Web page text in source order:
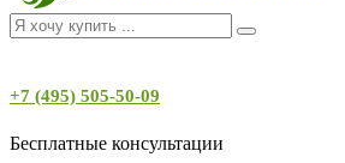
+7 (495) 505-50-09
Бесплатные консультации